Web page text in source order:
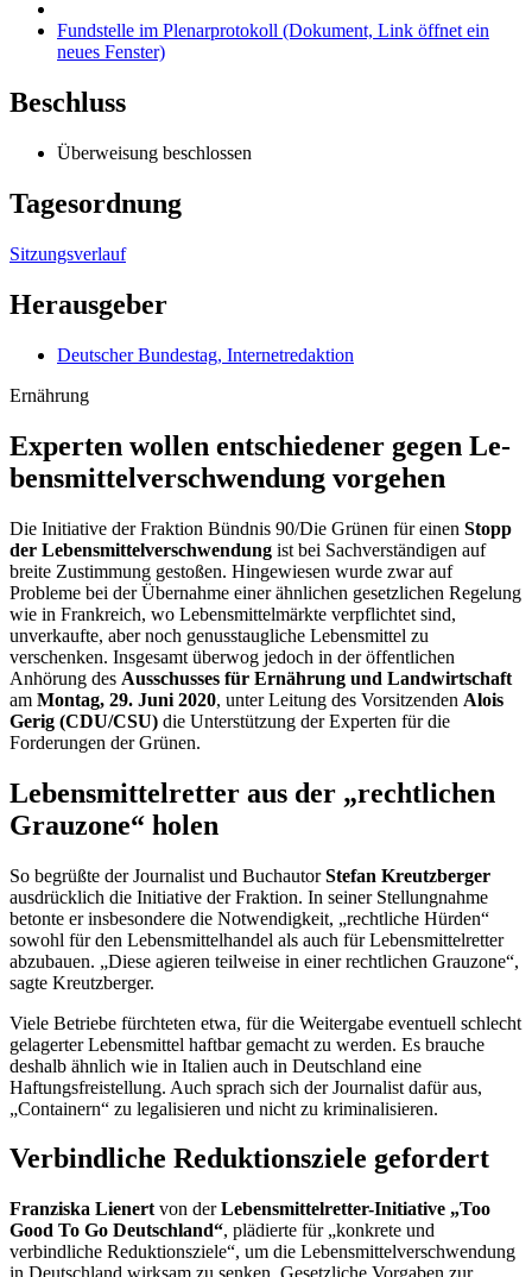
Fundstelle im Plenarprotokoll (Dokument, Link öffnet ein
neues Fenster)
Beschluss
Überweisung beschlossen
Tagesordnung
Sitzungsverlauf
Herausgeber
Deutscher Bundestag, Internetredaktion
Ernährung
Experten wollen entschie­dener gegen Le­
bens­mittel­ver­schwendung vorgehen
Die Initiative der Fraktion Bündnis 90/Die Grünen für einen Stopp
der Lebensmittelverschwendung ist bei Sachverständigen auf
breite Zustimmung gestoßen. Hingewiesen wurde zwar auf
Probleme bei der Übernahme einer ähnlichen gesetzlichen Regelung
wie in Frankreich, wo Lebensmittelmärkte verpflichtet sind,
unverkaufte, aber noch genusstaugliche Lebensmittel zu
verschenken. Insgesamt überwog jedoch in der öffentlichen
Anhörung des Ausschusses für Ernährung und Landwirtschaft
am Montag, 29. Juni 2020, unter Leitung des Vorsitzenden Alois
Gerig (CDU/CSU) die Unterstützung der Experten für die
Forderungen der Grünen.
Lebensmittelretter aus der „rechtlichen
Grauzone“ holen
So begrüßte der Journalist und BuchautorStefan Kreutzberger
ausdrücklich die Initiative der Fraktion. In seiner Stellungnahme
betonte er insbesondere die Notwendigkeit, „rechtliche Hürden“
sowohl für den Lebensmittelhandel als auch für Lebensmittelretter
abzubauen. „Diese agieren teilweise in einer rechtlichen Grauzone“,
sagte Kreutzberger.
Viele Betriebe fürchteten etwa, für die Weitergabe eventuell schlecht
gelagerter Lebensmittel haftbar gemacht zu werden. Es brauche
deshalb ähnlich wie in Italien auch in Deutschland eine
Haftungsfreistellung. Auch sprach sich der Journalist dafür aus,
„Containern“ zu legalisieren und nicht zu kriminalisieren.
Verbindliche Reduktionsziele gefordert
Franziska Lienert von derLebensmittelretter-Initiative „Too
Good To Go Deutschland“, plädierte für „konkrete und
verbindliche Reduktionsziele“, um die Lebensmittelverschwendung